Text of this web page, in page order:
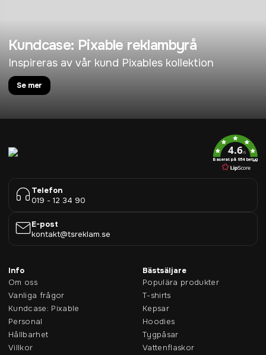
Kundcase: Pixable reklambyrå
Inspireras av vår kund Pixables kollektion
Se mer
4.6/5
Baserat på 954 betyg
Telefon
019 - 12 34 90
E-post
kontakt@tsreklam.se
Info
Om oss
Vanliga frågor
Kundcase: Pixable
Personal
Hållbarhet
Villkor
Bästsäljare
Populära produkter
T-shirts
Kepsar
Hoodies
Tygpåsar
Vattenflaskor